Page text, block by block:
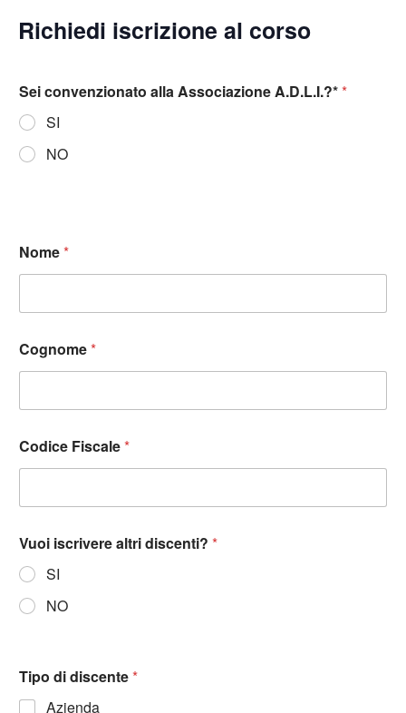
Richiedi iscrizione al corso
Sei convenzionato alla Associazione A.D.L.I.?**
SI
NO
Nome*
Cognome*
Codice Fiscale*
Vuoi iscrivere altri discenti? *
SI
NO
Tipo di discente*
Azienda